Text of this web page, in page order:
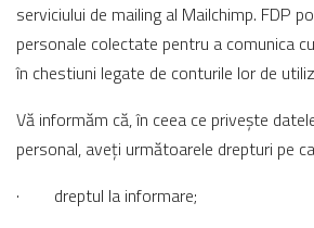
serviciului de mailing al Mailchimp. FDP
personale colectate pentru a comunica
în chestiuni legate de conturile lor de
Vă informăm că, în ceea ce privește
personal, aveți următoarele drepturi pe
· dreptul la informare;